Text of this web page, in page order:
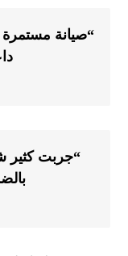
“صيانة
“جربت كثير